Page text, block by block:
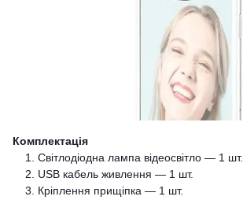
Комплектація
Світлодіодна лампа відеосвітло — 1 шт.
USB кабель живлення — 1 шт.
Кріплення прищіпка — 1 шт.